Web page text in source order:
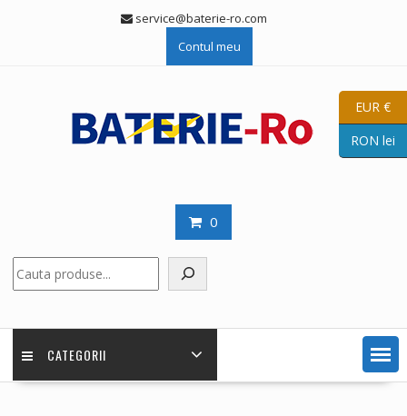
service@baterie-ro.com
Contul meu
0
CATEGORII
EUR €
RON lei